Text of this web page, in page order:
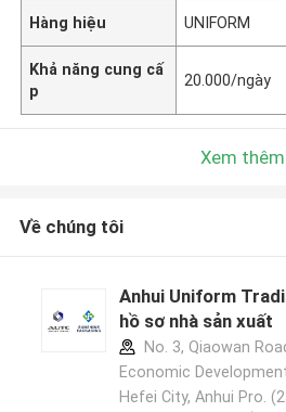
Hàng hiệu UNIFORM
Khả năng cung cấ
p
20.000/ngày
Xem thêm
Về chúng tôi
Anhui Uniform
hồ sơ nhà sản xuất
No. 3, Qiaowan
Economic
Hefei City, Anhui Pro.